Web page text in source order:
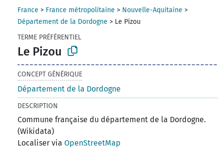
France > France métropolitaine > Nouvelle-Aquitaine >
Département de la Dordogne > Le Pizou
TERME PRÉFÉRENTIEL
Le Pizou
CONCEPT GÉNÉRIQUE
Département de la Dordogne
DESCRIPTION
Commune française du département de la Dordogne.
(Wikidata)
Localiser viaOpenStreetMap